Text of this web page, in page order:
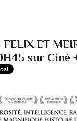
ET
sur Ciné